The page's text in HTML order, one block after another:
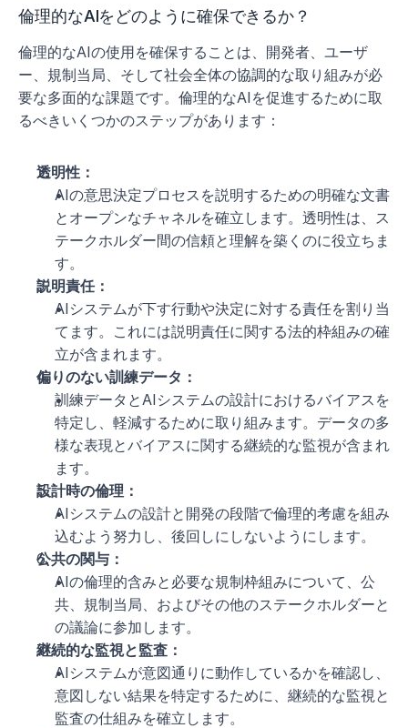
倫理的なAIをどのように確保できるか？
倫理的なAIの使用を確保することは、開発者、ユーザ
ー、規制当局、そして社会全体の協調的な取り組みが必
要な多面的な課題です。倫理的なAIを促進するために取
るべきいくつかのステップがあります：
透明性：
AIの意思決定プロセスを説明するための明確な文書
とオープンなチャネルを確立します。透明性は、ス
テークホルダー間の信頼と理解を築くのに役立ちま
す。
説明責任：
AIシステムが下す行動や決定に対する責任を割り当
てます。これには説明責任に関する法的枠組みの確
立が含まれます。
偏りのない訓練データ：
訓練データとAIシステムの設計におけるバイアスを
特定し、軽減するために取り組みます。データの多
様な表現とバイアスに関する継続的な監視が含まれ
ます。
設計時の倫理：
AIシステムの設計と開発の段階で倫理的考慮を組み
込むよう努力し、後回しにしないようにします。
公共の関与：
AIの倫理的含みと必要な規制枠組みについて、公
共、規制当局、およびその他のステークホルダーと
の議論に参加します。
継続的な監視と監査：
AIシステムが意図通りに動作しているかを確認し、
意図しない結果を特定するために、継続的な監視と
監査の仕組みを確立します。